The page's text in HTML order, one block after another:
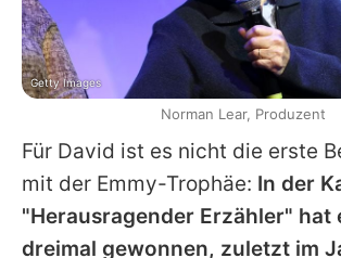
Für David ist es nicht die erste
mit der Emmy-Trophäe: In der
"Herausragender Erzähler" hat
dreimal gewonnen, zuletzt im
Getty Images
Norman Lear, Produzent